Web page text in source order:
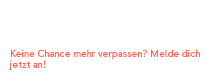
Keine Chance mehr verpassen? Melde dich
jetzt an!